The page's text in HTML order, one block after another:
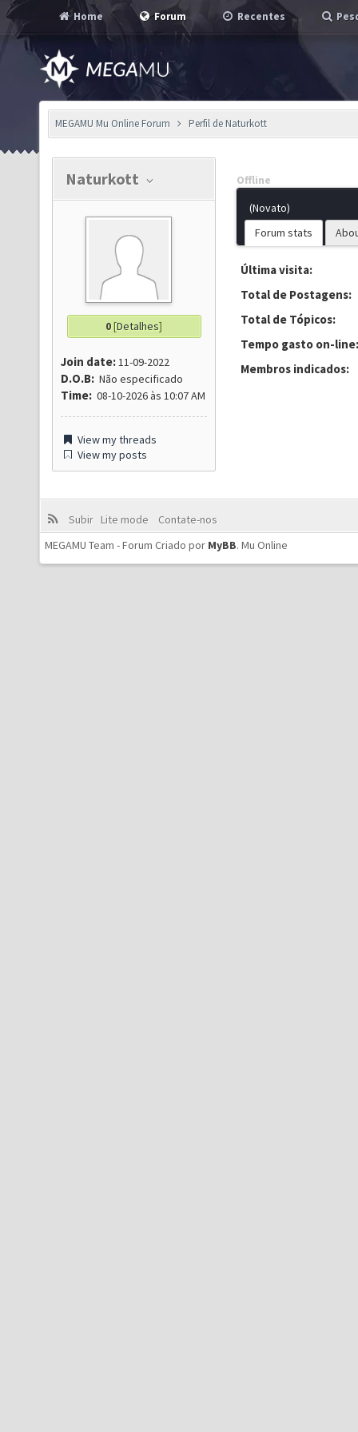
Home Forum Recentes
MEGAMU Mu Online Forum Perfil de Naturkott
Naturkott
0[Detalhes]
Join date:11-09-2022
D.O.B: Não especificado
Time: 08-10-2026 às 10:07 AM
View my threads
View my posts
Offline
(Novato)
Forum stats
Última visita:
Total de Postagens:
Total de Tópicos:
Tempo gasto on-line:
Membros indicados:
Subir Lite mode
Contate-nos
MEGAMU Team - Forum Criado por MyBB. Mu Online